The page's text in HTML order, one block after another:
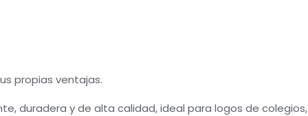
propias ventajas.
duradera y de alta calidad, ideal para logos de colegios,